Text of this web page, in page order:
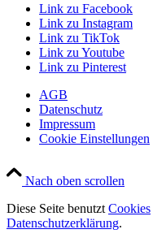
Link zu Facebook
Link zu Instagram
Link zu TikTok
Link zu Youtube
Link zu Pinterest
AGB
Datenschutz
Impressum
Cookie Einstellungen
Nach oben scrollen
Diese Seite benutzt Cookies
Datenschutzerklärung.